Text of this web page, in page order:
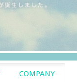
COMPANY